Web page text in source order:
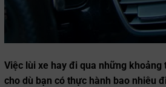
Việc lùi xe hay đi qua những
cho dù bạn có thực hành bao nhiêu